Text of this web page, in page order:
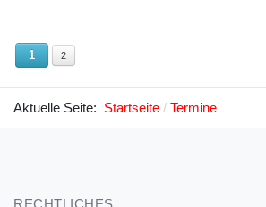
1 2
Aktuelle Seite: Startseite Termine